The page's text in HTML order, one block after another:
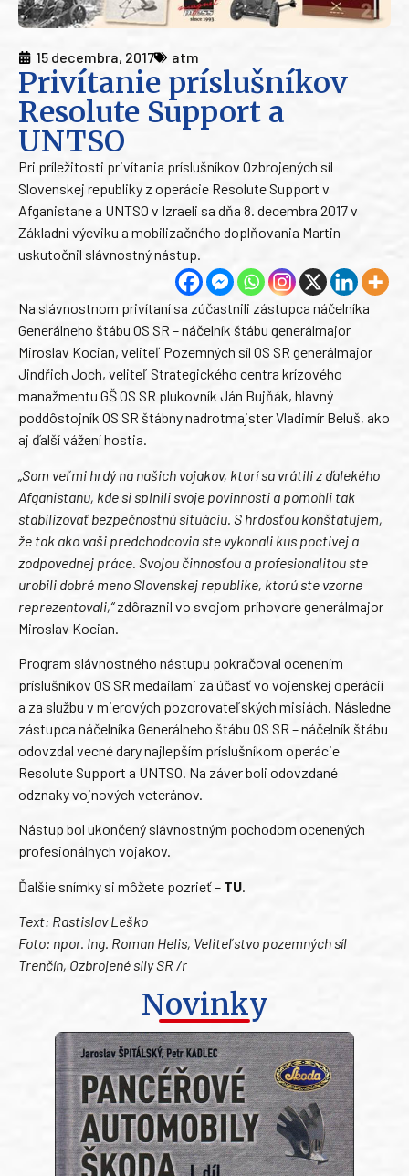
15 decembra, 2017 atm
Privítanie príslušníkov
Resolute Support a
UNTSO
Pri príležitosti privítania príslušníkov Ozbrojených síl
Slovenskej republiky z operácie Resolute Support v
Afganistane a UNTSO v Izraeli sa dňa 8. decembra 2017 v
Základni výcviku a mobilizačného doplňovania Martin
uskutočnil slávnostný nástup.
Na slávnostnom privítaní sa zúčastnili zástupca náčelníka
Generálneho štábu OS SR – náčelník štábu generálmajor
Miroslav Kocian, veliteľ Pozemných síl OS SR generálmajor
Jindřich Joch, veliteľ Strategického centra krízového
manažmentu GŠ OS SR plukovník Ján Bujňák, hlavný
poddôstojník OS SR štábny nadrotmajster Vladimír Beluš, ako
aj ďalší vážení hostia.
„Som veľmi hrdý na našich vojakov, ktorí sa vrátili z ďalekého
Afganistanu, kde si splnili svoje povinnosti a pomohli tak
stabilizovať bezpečnostnú situáciu. S hrdosťou konštatujem,
že tak ako vaši predchodcovia ste vykonali kus poctivej a
zodpovednej práce. Svojou činnosťou a profesionalitou ste
urobili dobré meno Slovenskej republike, ktorú ste vzorne
reprezentovali,“zdôraznil vo svojom príhovore generálmajor
Miroslav Kocian.
Program slávnostného nástupu pokračoval ocenením
príslušníkov OS SR medailami za účasť vo vojenskej operácií
a za službu v mierových pozorovateľských misiách. Následne
zástupca náčelníka Generálneho štábu OS SR – náčelník štábu
odovzdal vecné dary najlepším príslušníkom operácie
Resolute Support a UNTSO. Na záver boli odovzdané
odznaky vojnových veteránov.
Nástup bol ukončený slávnostným pochodom ocenených
profesionálnych vojakov.
Ďalšie snímky si môžete pozrieť – TU
Text: Rastislav Leško
Foto: npor. Ing. Roman Helis, Veliteľstvo pozemných síl
Trenčín, Ozbrojené sily SR /r
Novinky